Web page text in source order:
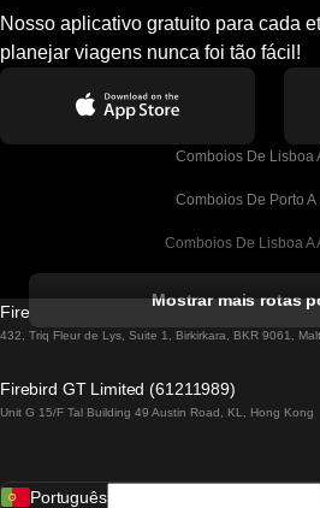
Nosso aplicativo gratuito para cada
planejar viagens nunca foi tão fácil!
Comboios De Lisboa
Comboios De Porto A
Comboios De Lisboa A
Comboios De Lisboa A
Comboios De Lisboa A
Mostrar mais rotas
Firebird GT Limited (OC 1451)
432, Triq Fleur de Lys, Suite 1, Birkirkara, BKR 9061,
Firebird GT Limited (61211989)
Unit G 15/F Tal Building 49 Austin Road, KL, Hong Kong
Português